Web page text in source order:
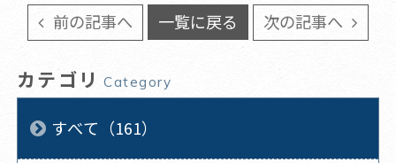
前の記事へ 一覧に戻る 次の記事へ
カテゴリ Category
すべて（161）